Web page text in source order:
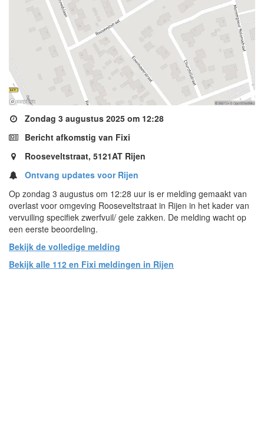
Zondag 3 augustus 2025 om 12:28
Bericht afkomstig van Fixi
Rooseveltstraat, 5121AT Rijen
Ontvang updates voor Rijen
Op zondag 3 augustus om 12:28 uur is er melding gemaakt van
overlast voor omgeving Rooseveltstraat in Rijen in het kader van
vervuiling specifiek zwerfvuil/ gele zakken. De melding wacht op
een eerste beoordeling.
Bekijk de volledige melding
Bekijk alle 112 en Fixi meldingen in Rijen